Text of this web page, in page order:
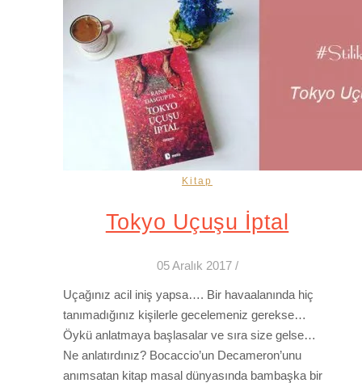
Kitap
Tokyo Uçuşu İptal
05 Aralık 2017 /
Uçağınız acil iniş yapsa…. Bir havaalanında hiç
tanımadığınız kişilerle gecelemeniz gerekse…
Öykü anlatmaya başlasalar ve sıra size gelse…
Ne anlatırdınız? Bocaccio’un Decameron’unu
anımsatan kitap masal dünyasında bambaşka bir